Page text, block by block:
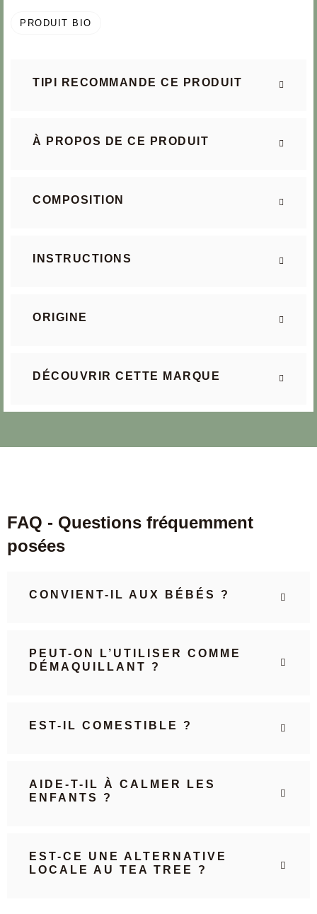
PRODUIT BIO
TIPI RECOMMANDE CE PRODUIT
À PROPOS DE CE PRODUIT
COMPOSITION
INSTRUCTIONS
ORIGINE
DÉCOUVRIR CETTE MARQUE
FAQ - Questions fréquemment
posées
CONVIENT-IL AUX BÉBÉS ?
PEUT-ON L’UTILISER COMME
DÉMAQUILLANT ?
EST-IL COMESTIBLE ?
AIDE-T-IL À CALMER LES
ENFANTS ?
EST-CE UNE ALTERNATIVE
LOCALE AU TEA TREE ?